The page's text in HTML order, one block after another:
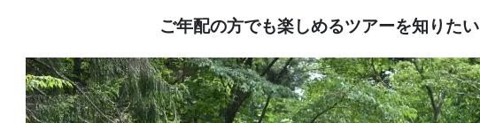
ご年配の方でも楽しめるツアーを知りたい